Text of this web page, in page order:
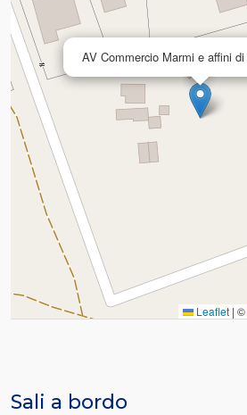
AV Commercio Marmi e affini
Leaflet | ©
Sali a bordo